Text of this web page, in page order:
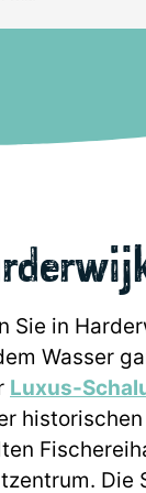
Sie in
Wasser
Luxus-
Die